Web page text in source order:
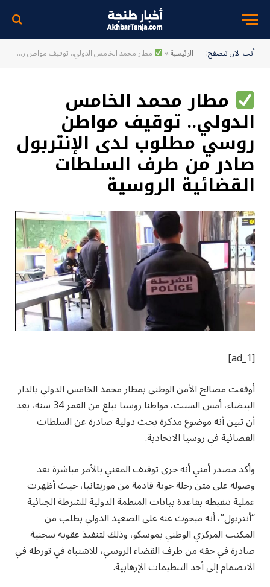
أنت الآن تتصفح: الرئيسية» مطار محمد الخامس الدولي.. توقيف مواطن روسي مطلوب لدى الإنتربول صادر من طرف السلطات القضائية الروسية
مطار محمد الخامس
الدولي.. توقيف مواطن
روسي مطلوب لدى الإنتربول
صادر من طرف السلطات
القضائية الروسية
[ad_1]
أوقفت مصالح الأمن الوطني بمطار محمد الخامس الدولي بالدار
البيضاء، أمس السبت، مواطنا روسيا يبلغ من العمر 34 سنة، بعد
أن تبين أنه موضوع مذكرة بحث دولية صادرة عن السلطات
القضائية في روسيا الاتحادية.
وأكد مصدر أمني أنه جرى توقيف المعني بالأمر مباشرة بعد
وصوله على متن رحلة جوية قادمة من موريتانيا، حيث أظهرت
عملية تنقيطه بقاعدة بيانات المنظمة الدولية للشرطة الجنائية
“أنتربول”، أنه مبحوث عنه على الصعيد الدولي بطلب من
المكتب المركزي الوطني بموسكو، وذلك لتنفيذ عقوبة سجنية
صادرة في حقه من طرف القضاء الروسي، للاشتباه في تورطه في
الانضمام إلى أحد التنظيمات الإرهابية.